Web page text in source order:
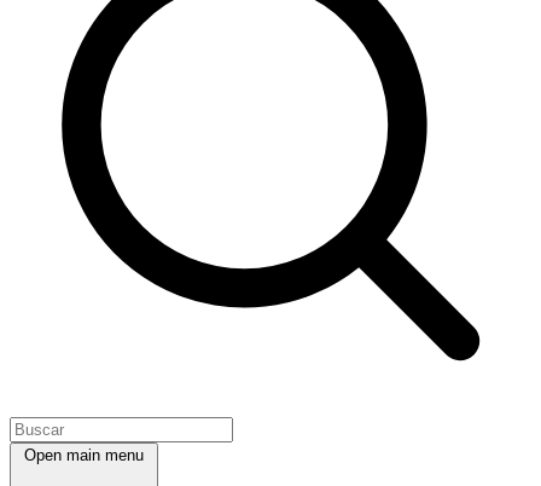
Open main menu